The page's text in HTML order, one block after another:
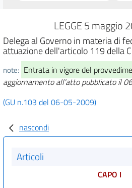
LEGGE 5 maggio
Delega al Governo in materia di
attuazione dell'articolo 119 della
note: Entrata in vigore del
aggiornamento all'atto pubblicato il
(GU n.103 del 06-05-2009)
nascondi
Articoli
CAPO I